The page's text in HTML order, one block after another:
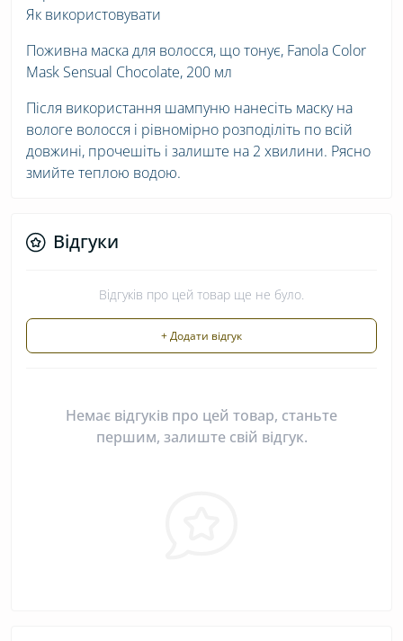
Як використовувати
Поживна маска для волосся, що тонує, Fanola Color
Mask Sensual Chocolate, 200 мл
Після використання шампуню нанесіть маску на
вологе волосся і рівномірно розподіліть по всій
довжині, прочешіть і залиште на 2 хвилини. Рясно
змийте теплою водою.
Відгуки
Відгуків про цей товар ще не було.
+ Додати відгук
Немає відгуків про цей товар, станьте
першим, залиште свій відгук.